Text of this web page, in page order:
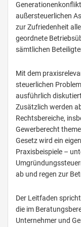
außersteuerlichen
zur Zufriedenheit
geordnete
sämtlichen
Mit dem
steuerlichen
ausführlich
Zusätzlich werden
Rechtsbereiche,
Gewerberecht
Gesetz wird ein
Praxisbeispiele –
ab und regen zur
Der Leitfaden
die im
Unternehmer und